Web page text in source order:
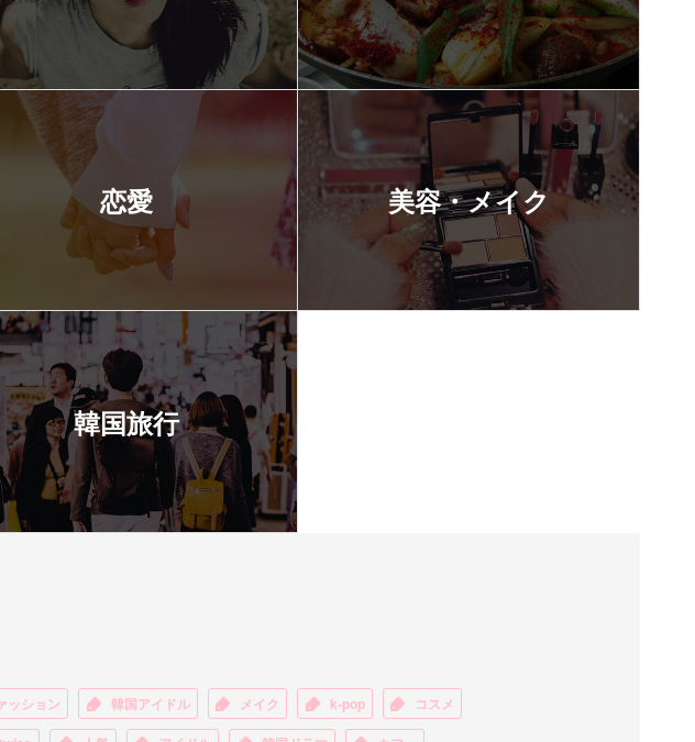
恋愛 美容・メイク
韓国旅行
ッション 韓国アイドル メイク k-pop コスメ